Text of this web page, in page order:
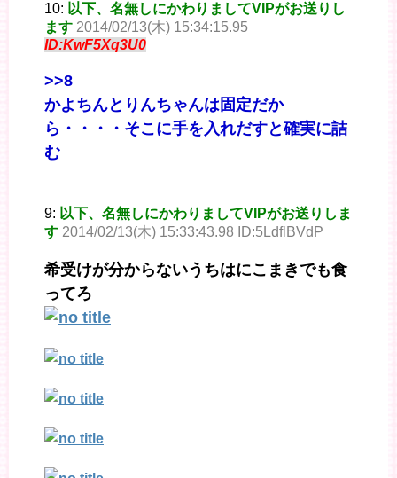
10: 以下、名無しにかわりましてVIPがお送りし
ます 2014/02/13(木) 15:34:15.95
ID:KwF5Xq3U0
>>8
かよちんとりんちゃんは固定だか
ら・・・・そこに手を入れだすと確実に詰
む
9: 以下、名無しにかわりましてVIPがお送りしま
す 2014/02/13(木) 15:33:43.98 ID:5LdflBVdP
希受けが分からないうちはにこまきでも食
ってろ